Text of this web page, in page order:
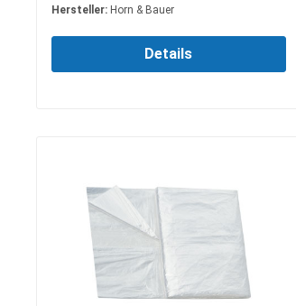
Hersteller: Horn & Bauer
Details